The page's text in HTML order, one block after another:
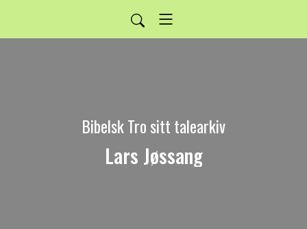
Bibelsk Tro sitt talearkiv
Lars Jøssang